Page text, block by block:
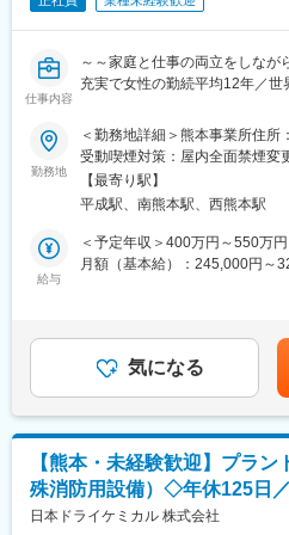
仕事内容
～～家庭と仕事の両立をしな
充実で女性の勤続平均12年／
123日(土日祝)／残業月平均10
＼＼求人のおすすめポイント／／
◆「えるぼし認定」最高位取得
◆ガツガツ新規開拓無し／自社
選ばれる商品を提案
◆育休取得率100％◎ライフスタ
ン、バスルーム、洗面化粧台の
等の幅広い業務に至るまで、ト
す。
・BtoBであるものの、エンドユ
喜びの声をダイレクトに受け取
勤務地
＜勤務地詳細＞熊本事業所住
受動喫煙対策：屋内全面禁煙変
【最寄り駅】
平成駅、南熊本駅、西熊本駅
給与
＜予定年収＞400万円～550万
月額（基本給）：245,000円～
給：年1回（6月）■賞与：年2
り、選考を通じて上下する可能
当を含めた表記です。
気になる
【熊本・未経験歓迎】プラ
殊消防用設備）◇年休125日
日本ドライケミカル 株式会社